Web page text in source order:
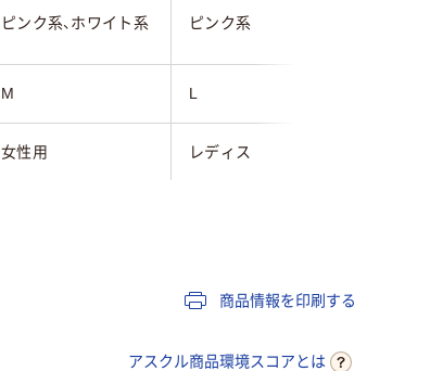
ピンク系、ホワイト系 ピンク系
M L
女性用 レディス
商品情報を印刷する
アスクル商品環境スコアとは